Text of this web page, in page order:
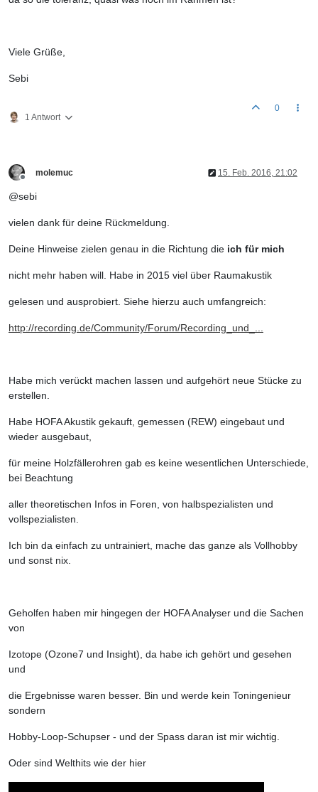
Viele Grüße,
Sebi
1 Antwort
0
molemuc 15. Feb. 2016, 21:02
@sebi
vielen dank für deine Rückmeldung.
Deine Hinweise zielen genau in die Richtung die ich für mich
nicht mehr haben will. Habe in 2015 viel über Raumakustik
gelesen und ausprobiert. Siehe hierzu auch umfangreich:
http://recording.de/Community/Forum/Recording_und_...
Habe mich verückt machen lassen und aufgehört neue Stücke zu
erstellen.
Habe HOFA Akustik gekauft, gemessen (REW) eingebaut und
wieder ausgebaut,
für meine Holzfällerohren gab es keine wesentlichen Unterschiede,
bei Beachtung
aller theoretischen Infos in Foren, von halbspezialisten und
vollspezialisten.
Ich bin da einfach zu untrainiert, mache das ganze als Vollhobby
und sonst nix.
Geholfen haben mir hingegen der HOFA Analyser und die Sachen
von
Izotope (Ozone7 und Insight), da habe ich gehört und gesehen
und
die Ergebnisse waren besser. Bin und werde kein Toningenieur
sondern
Hobby-Loop-Schupser - und der Spass daran ist mir wichtig.
Oder sind Welthits wie der hier